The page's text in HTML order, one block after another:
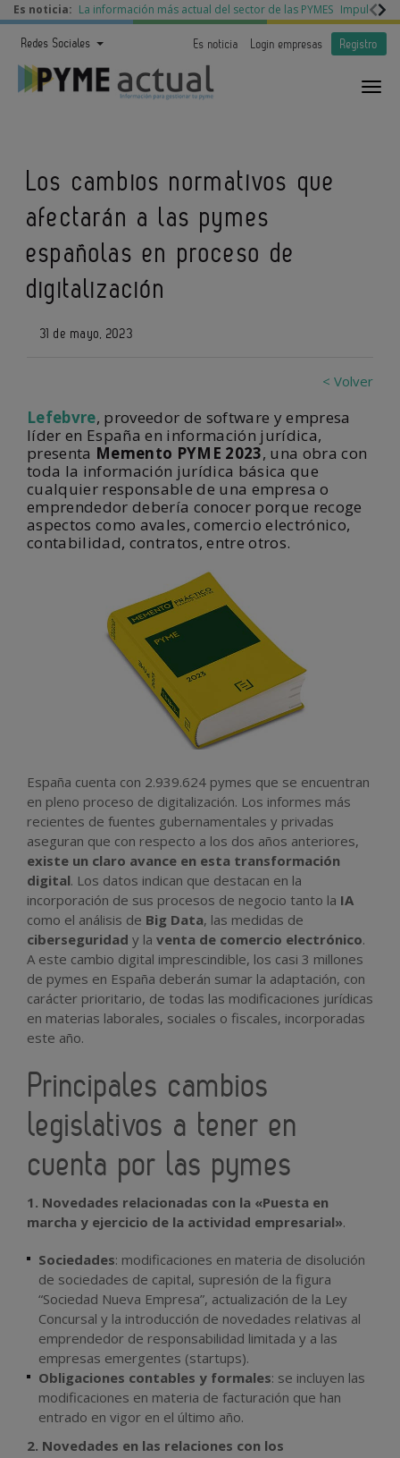
Es noticia: La información más actual del sector de las PYMES Impulso a
Redes Sociales Es noticia Login empresas Registro
Los cambios normativos que
afectarán a las pymes
españolas en proceso de
digitalización
31 de mayo, 2023
< Volver
Lefebvre, proveedor de software y empresa
líder en España en información jurídica,
presenta Memento PYME 2023, una obra con
toda la información jurídica básica que
cualquier responsable de una empresa o
emprendedor debería conocer porque recoge
aspectos como avales, comercio electrónico,
contabilidad, contratos, entre otros.
España cuenta con 2.939.624 pymes que se encuentran
en pleno proceso de digitalización. Los informes más
recientes de fuentes gubernamentales y privadas
aseguran que con respecto a los dos años anteriores,
existe un claro avance en esta transformación
digital. Los datos indican que destacan en la
incorporación de sus procesos de negocio tanto la IA
como el análisis de Big Data, las medidas de
ciberseguridad y la venta de comercio electrónico.
A este cambio digital imprescindible, los casi 3 millones
de pymes en España deberán sumar la adaptación, con
carácter prioritario, de todas las modificaciones jurídicas
en materias laborales, sociales o fiscales, incorporadas
este año.
Principales cambios
legislativos a tener en
cuenta por las pymes
1. Novedades relacionadas con la «Puesta en
marcha y ejercicio de la actividad empresarial».
Sociedades: modificaciones en materia de disolución
de sociedades de capital, supresión de la figura
“Sociedad Nueva Empresa”, actualización de la Ley
Concursal y la introducción de novedades relativas al
emprendedor de responsabilidad limitada y a las
empresas emergentes (startups).
Obligaciones contables y formales: se incluyen las
modificaciones en materia de facturación que han
entrado en vigor en el último año.
2. Novedades en las relaciones con los